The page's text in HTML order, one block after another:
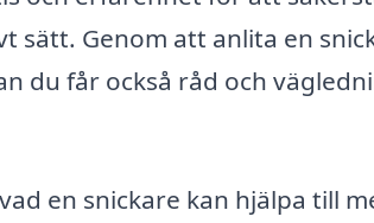
sätt. Genom att anlita en
du får också råd och
en snickare kan hjälpa till